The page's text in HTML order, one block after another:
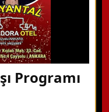
Programı